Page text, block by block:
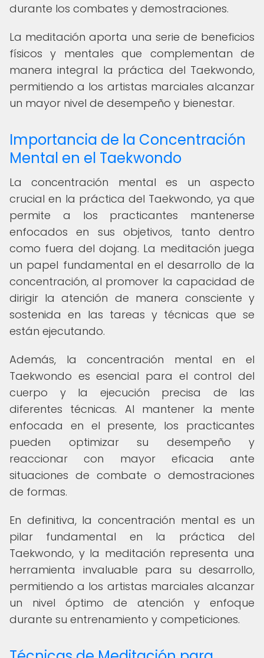
durante los combates y demostraciones.
La meditación aporta una serie de beneficios
físicos y mentales que complementan de
manera integral la práctica del Taekwondo,
permitiendo a los artistas marciales alcanzar
un mayor nivel de desempeño y bienestar.
Importancia de la Concentración
Mental en el Taekwondo
La concentración mental es un aspecto
crucial en la práctica del Taekwondo, ya que
permite a los practicantes mantenerse
enfocados en sus objetivos, tanto dentro
como fuera del dojang. La meditación juega
un papel fundamental en el desarrollo de la
concentración, al promover la capacidad de
dirigir la atención de manera consciente y
sostenida en las tareas y técnicas que se
están ejecutando.
Además, la concentración mental en el
Taekwondo es esencial para el control del
cuerpo y la ejecución precisa de las
diferentes técnicas. Al mantener la mente
enfocada en el presente, los practicantes
pueden optimizar su desempeño y
reaccionar con mayor eficacia ante
situaciones de combate o demostraciones
de formas.
En definitiva, la concentración mental es un
pilar fundamental en la práctica del
Taekwondo, y la meditación representa una
herramienta invaluable para su desarrollo,
permitiendo a los artistas marciales alcanzar
un nivel óptimo de atención y enfoque
durante su entrenamiento y competiciones.